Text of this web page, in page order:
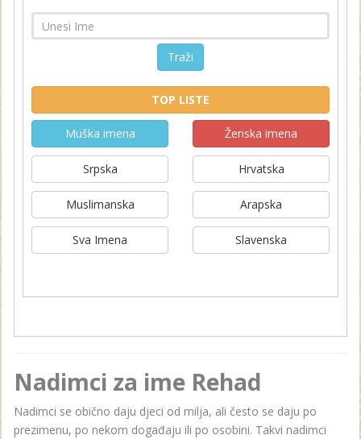
Traži
TOP LISTE
Muška imena Ženska imena
Srpska Hrvatska
Muslimanska Arapska
Sva Imena Slavenska
Nadimci za ime Rehad
Nadimci se obično daju djeci od milja, ali često se daju po
prezimenu, po nekom događaju ili po osobini. Takvi nadimci